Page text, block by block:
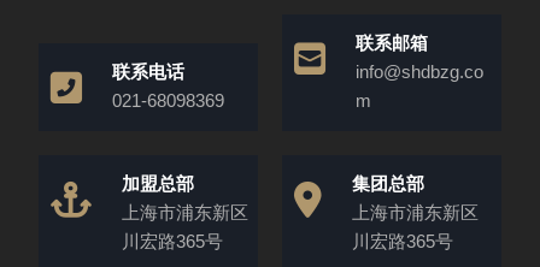
联系电话
021-68098369
联系邮箱
info@shdbzg.co
m
加盟总部
上海市浦东新区
川宏路365号
集团总部
上海市浦东新区
川宏路365号